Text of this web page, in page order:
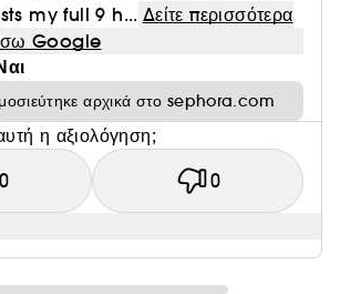
my full 9 h... Δείτε περισσότερα
Google
αρχικά στο sephora.com
η αξιολόγηση;
0 0